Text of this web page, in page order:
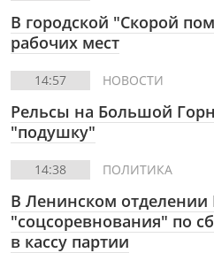
В городской "Скорой
рабочих мест
14:57 НОВОСТИ
Рельсы на Большой
"подушку"
14:38 ПОЛИТИКА
В Ленинском
"соцсоревнования" по
в кассу партии